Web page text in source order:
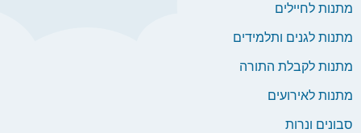
מתנות לחיילים
מתנות לגנים ותלמידים
מתנות לקבלת התורה
מתנות לאירועים
סבונים ונרות